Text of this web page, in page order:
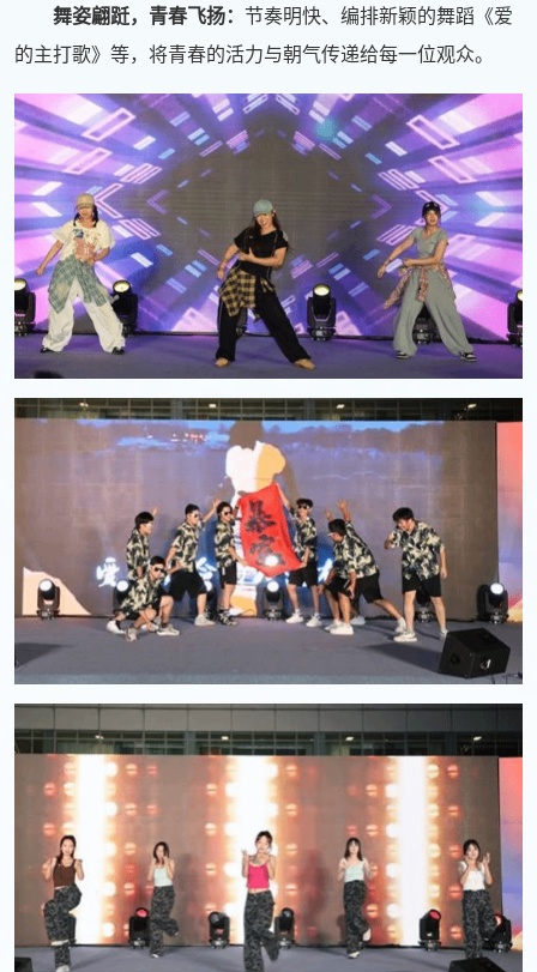
舞姿翩跹，青春飞扬： 节奏明快、编排新颖的舞蹈《爱
的主打歌》等，将青春的活力与朝气传递给每一位观众。